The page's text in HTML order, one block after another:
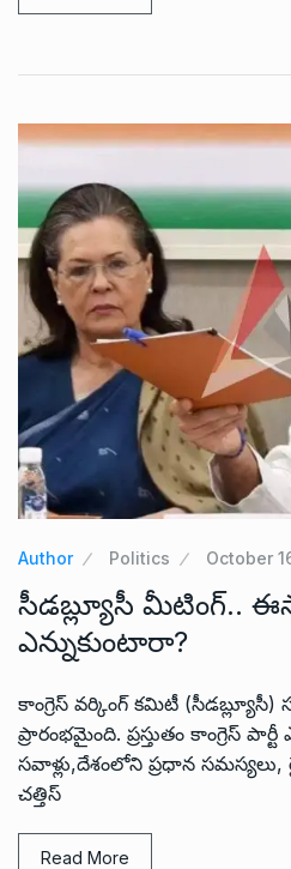
Author Politics October
సీడబ్ల్యూసీ మీటింగ్..
ఎన్నుకుంటారా?
కాంగ్రెస్ వర్కింగ్ కమిటీ
ప్రారంభమైంది. ప్రస్తుతం కాంగ్రెస్ పార్టీ
సవాళ్లు,దేశంలోని ప్రధాన
చత్తిస్
Read More